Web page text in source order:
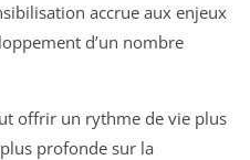
accrue aux enjeux
d’un nombre
offrir un rythme de vie plus
profonde sur la